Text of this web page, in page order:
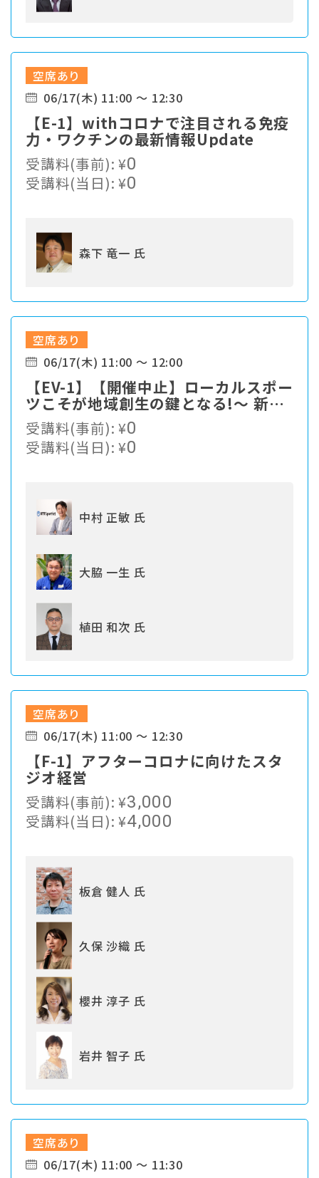
空席あり
06/17(木) 11:00 ～ 12:30
【E-1】withコロナで注目される免疫
力・ワクチンの最新情報Update
受講料(事前):¥0
受講料(当日):¥0
森下 竜一 氏
空席あり
06/17(木) 11:00 ～ 12:00
【EV-1】【開催中止】ローカルスポー
ツこそが地域創生の鍵となる!〜 新た
なスポーツソリューションの提案
受講料(事前):¥0
受講料(当日):¥0
中村 正敏 氏
大脇 一生 氏
植田 和次 氏
空席あり
06/17(木) 11:00 ～ 12:30
【F-1】アフターコロナに向けたスタ
ジオ経営
受講料(事前):¥3,000
受講料(当日):¥4,000
板倉 健人 氏
久保 沙織 氏
櫻井 淳子 氏
岩井 智子 氏
空席あり
06/17(木) 11:00 ～ 11:30